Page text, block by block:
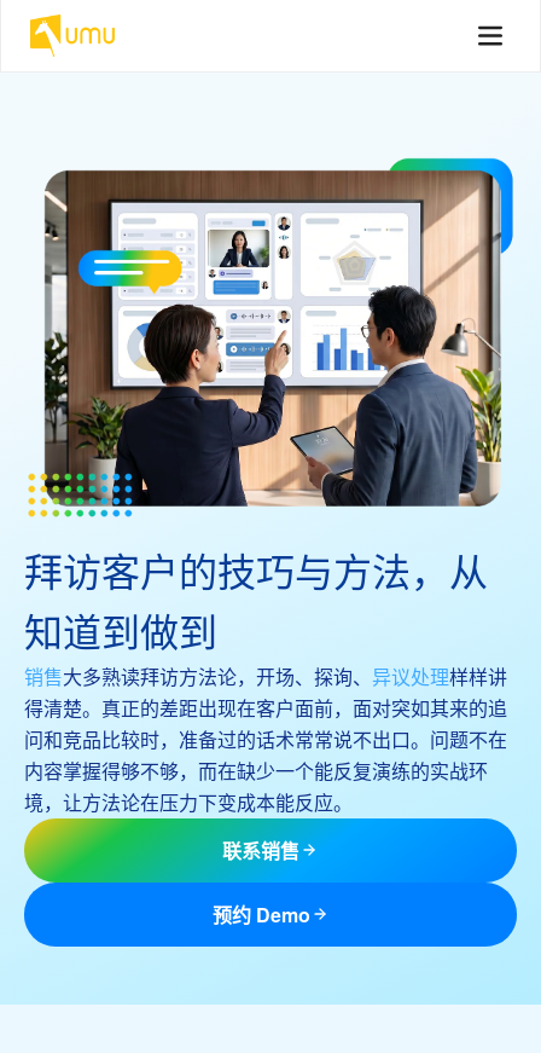
拜访客户的技巧与方法，从
知道到做到
销售大多熟读拜访方法论，开场、探询、 异议处理样样讲
得清楚。真正的差距出现在客户面前，面对突如其来的追
问和竞品比较时，准备过的话术常常说不出口。问题不在
内容掌握得够不够，而在缺少一个能反复演练的实战环
境，让方法论在压力下变成本能反应。
联系销售
预约 Demo